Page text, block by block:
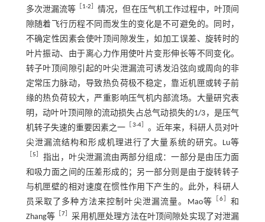
多次泄漏流等 ［1-2］情况，但在压气机工作过程中，叶顶间
隙随着飞行历程不同而发生的变化是不可避免的。同时，
不确定性因素会使叶顶间隙发生，如加工误差、旋转时的
叶片振动、由于离心力作用使叶片变形伸长等不同变化。
转子叶顶间隙引起的叶尖泄漏流可诱发沿弦向或周向的非
定常压力脉动，导致热负荷极不稳定，靠近机匣或转子前
缘的热负荷较大，严重影响压气机内部流场。大量研究表
明，动叶叶顶间隙的流动损失占总气动损失的1/3，是压气
机转子失速的重要因素之一 ［3-4］ 。近年来，科研人员对叶
尖泄漏流结构和形成机理进行了大量系统的研究。Lu等
［5］ 指出，叶尖泄漏流由两部分组成：一部分是由压力面
和吸力面之间的压差形成的；另一部分则是由于旋转转子
与机匣壁的相对速度在惯性作用下产生的。此外，科研人
员采取了多种方法来控制叶尖泄漏流量。Mao等 ［6］和
Zhang等［7］ 采用机匣处理方法在叶顶间隙处实现了对泄漏